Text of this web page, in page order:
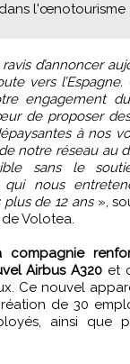
l'œnotourisme
vers
engagement
de proposer
à nos
notre réseau au
sans le
qui nous
de 12 ans»,
Volotea.
compagnie
Airbus A320 et
Ce nouvel
de 30
ainsi que